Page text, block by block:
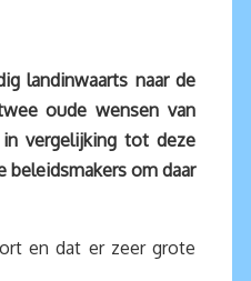
landinwaarts naar de
oude wensen van
vergelijking tot deze
om daar
en dat er zeer grote